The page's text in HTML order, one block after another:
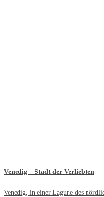
Venedig – Stadt der Verliebten
Venedig, in einer Lagune des